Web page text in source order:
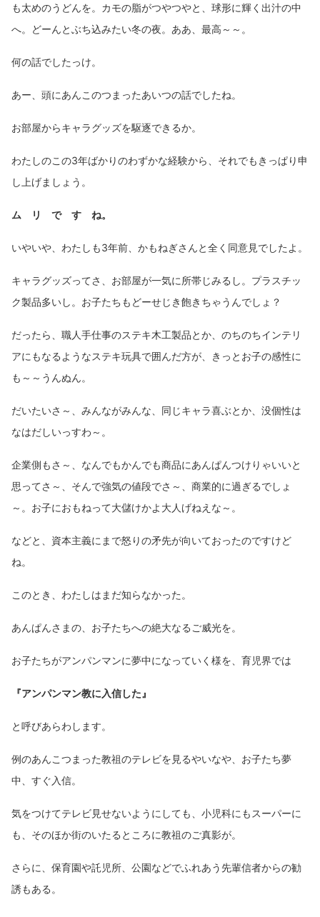
も太めのうどんを。カモの脂がつやつやと、球形に輝く出汁の中
へ。どーんとぶち込みたい冬の夜。ああ、最高～～。
何の話でしたっけ。
あー、頭にあんこのつまったあいつの話でしたね。
お部屋からキャラグッズを駆逐できるか。
わたしのこの3年ばかりのわずかな経験から、それでもきっぱり申
し上げましょう。
ム リ で す ね。
いやいや、わたしも3年前、かもねぎさんと全く同意見でしたよ。
キャラグッズってさ、お部屋が一気に所帯じみるし。プラスチッ
ク製品多いし。お子たちもどーせじき飽きちゃうんでしょ？
だったら、職人手仕事のステキ木工製品とか、のちのちインテリ
アにもなるようなステキ玩具で囲んだ方が、きっとお子の感性に
も～～うんぬん。
だいたいさ～、みんながみんな、同じキャラ喜ぶとか、没個性は
なはだしいっすわ～。
企業側もさ～、なんでもかんでも商品にあんぱんつけりゃいいと
思ってさ～、そんで強気の値段でさ～、商業的に過ぎるでしょ
～。お子におもねって大儲けかよ大人げねえな～。
などと、資本主義にまで怒りの矛先が向いておったのですけど
ね。
このとき、わたしはまだ知らなかった。
あんぱんさまの、お子たちへの絶大なるご威光を。
お子たちがアンパンマンに夢中になっていく様を、育児界では
『アンパンマン教に入信した』
と呼びあらわします。
例のあんこつまった教祖のテレビを見るやいなや、お子たち夢
中、すぐ入信。
気をつけてテレビ見せないようにしても、小児科にもスーパーに
も、そのほか街のいたるところに教祖のご真影が。
さらに、保育園や託児所、公園などでふれあう先輩信者からの勧
誘もある。